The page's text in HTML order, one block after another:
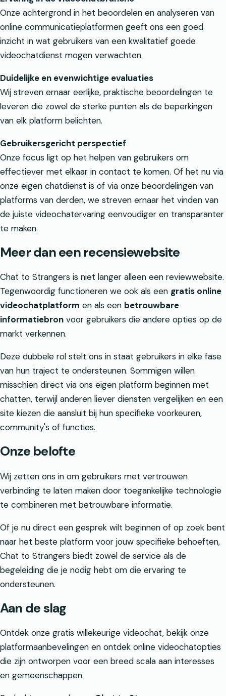
Onze achtergrond in het beoordelen en analyseren van
online communicatieplatformen geeft ons een goed
inzicht in wat gebruikers van een kwalitatief goede
videochatdienst mogen verwachten.
Duidelijke en evenwichtige evaluaties
Wij streven ernaar eerlijke, praktische beoordelingen te
leveren die zowel de sterke punten als de beperkingen
van elk platform belichten.
Gebruikersgericht perspectief
Onze focus ligt op het helpen van gebruikers om
effectiever met elkaar in contact te komen. Of het nu via
onze eigen chatdienst is of via onze beoordelingen van
platforms van derden, we streven ernaar het vinden van
de juiste videochatervaring eenvoudiger en transparanter
te maken.
Meer dan een recensiewebsite
Chat to Strangers is niet langer alleen een reviewwebsite.
Tegenwoordig functioneren we ook als een gratis online
videochatplatform en als een betrouwbare
informatiebron voor gebruikers die andere opties op de
markt verkennen.
Deze dubbele rol stelt ons in staat gebruikers in elke fase
van hun traject te ondersteunen. Sommigen willen
misschien direct via ons eigen platform beginnen met
chatten, terwijl anderen liever diensten vergelijken en een
site kiezen die aansluit bij hun specifieke voorkeuren,
community's of functies.
Onze belofte
Wij zetten ons in om gebruikers met vertrouwen
verbinding te laten maken door toegankelijke technologie
te combineren met betrouwbare informatie.
Of je nu direct een gesprek wilt beginnen of op zoek bent
naar het beste platform voor jouw specifieke behoeften,
Chat to Strangers biedt zowel de service als de
begeleiding die je nodig hebt om die ervaring te
ondersteunen.
Aan de slag
Ontdek onze gratis willekeurige videochat, bekijk onze
platformaanbevelingen en ontdek online videochatopties
die zijn ontworpen voor een breed scala aan interesses
en gemeenschappen.